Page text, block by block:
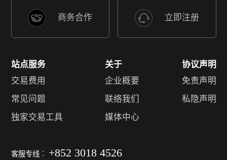
商务合作 立即注册
站点服务
交易费用
常见问题
独家交易工具
关于
企业概要
联络我们
媒体中心
协议声明
免责声明
私隐声明
客服专线︰ +852 3018 4526